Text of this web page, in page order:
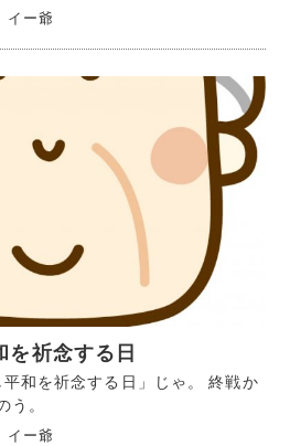
イー爺
を祈念する日
和を祈念する日」じゃ。 終戦か
う。
イー爺